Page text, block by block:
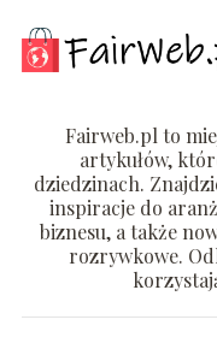
Fairweb.pl to
artykułów,
dziedzinach.
inspiracje do
biznesu, a także
rozrywkowe.